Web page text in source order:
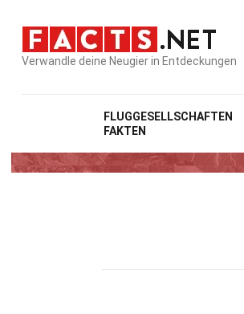
Verwandle deine Neugier in Entdeckungen
FLUGGESELLSCHAFTEN
FAKTEN